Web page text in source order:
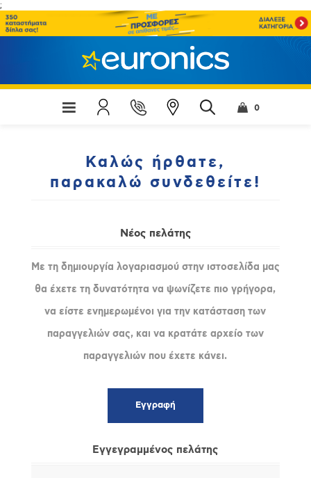
;
0
Καλώς ήρθατε,
παρακαλώ συνδεθείτε!
Νέος πελάτης
Με τη δημιουργία λογαριασμού στην ιστοσελίδα μας
θα έχετε τη δυνατότητα να ψωνίζετε πιο γρήγορα,
να είστε ενημερωμένοι για την κατάσταση των
παραγγελιών σας, και να κρατάτε αρχείο των
παραγγελιών που έχετε κάνει.
Εγγεγραμμένος πελάτης